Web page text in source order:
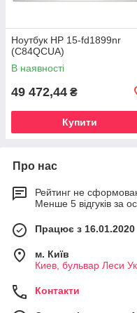
Ноутбук HP 15-fd1899nr
(C84QCUA)
В наявності
49 472,44 ₴
Купити
Про нас
Рейтинг не
Менше 5 відгуків за
Працює з 16.01.2020
м. Київ
Киев, бульвар Леси
Контакти